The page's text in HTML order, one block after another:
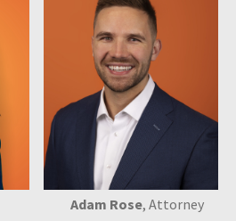
Adam Rose, Attorney